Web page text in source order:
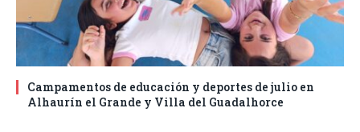
Campamentos de educación y deportes de julio en
Alhaurín el Grande y Villa del Guadalhorce